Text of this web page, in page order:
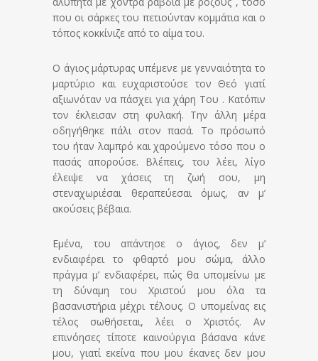
που οι σάρκες του πετιούνταν κομμάτια και ο
τόπος κοκκίνιζε από το αίμα του.
Ο άγιος μάρτυρας υπέμενε με γενναιότητα το
μαρτύριο και ευχαριστούσε τον Θεό γιατί
αξιωνόταν να πάσχει για χάρη Του . Κατόπιν
τον έκλεισαν στη φυλακή. Την άλλη μέρα
οδηγήθηκε πάλι στον πασά. Το πρόσωπό
του ήταν λαμπρό και χαρούμενο τόσο που ο
πασάς απορούσε. Βλέπεις, του λέει, λίγο
έλειψε να χάσεις τη ζωή σου, μη
στεναχωριέσαι θεραπεύεσαι όμως, αν μ’
ακούσεις βέβαια.
Εμένα, του απάντησε ο άγιος, δεν μ’
ενδιαφέρει το φθαρτό μου σώμα, άλλο
πράγμα μ’ ενδιαφέρει, πώς θα υπομείνω με
τη δύναμη του Χριστού μου όλα τα
βασανιστήρια μέχρι τέλους. Ο υπομείνας εις
τέλος σωθήσεται, λέει ο Χριστός. Αν
επινόησες τίποτε καινούργια βάσανα κάνε
μου, γιατί εκείνα που μου έκανες δεν μου